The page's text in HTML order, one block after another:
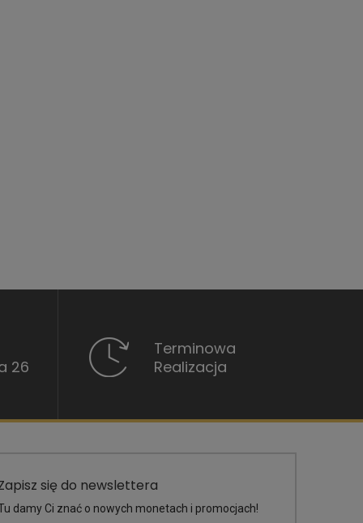
26
Terminowa
Realizacja
się do newslettera
damy Ci znać o nowych monetach i promocjach!